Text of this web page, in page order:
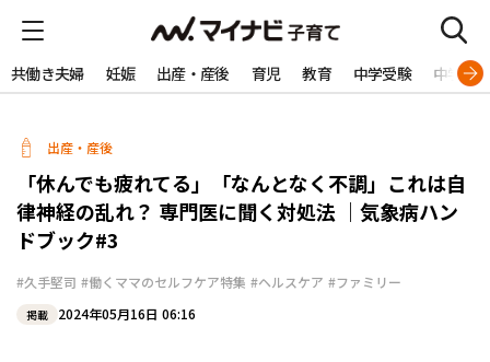
共働き夫婦 妊娠 出産・産後 育児 教育 中学受験 中学生
出産・産後
「休んでも疲れてる」「なんとなく不調」これは自
律神経の乱れ？ 専門医に聞く対処法 ｜気象病ハン
ドブック#3
#久手堅司 #働くママのセルフケア特集 #ヘルスケア #ファミリー
掲載 2024年05月16日 06:16